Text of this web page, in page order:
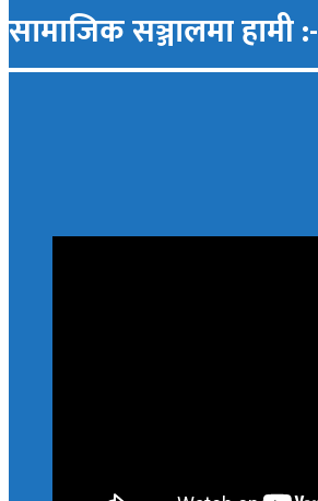
सामाजिक सञ्जालमा हामी :-